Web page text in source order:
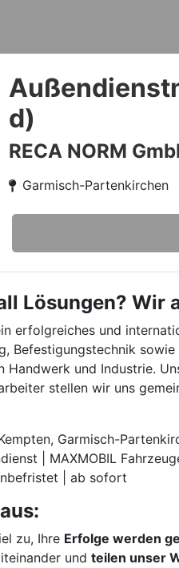
d)
RECA NORM
Garmisch-Partenkirchen
Lösungen? Wir
erfolgreiches und
Befestigungstechnik
und Industrie.
stellen wir uns
Garmisch-
| MAXMOBIL
| ab sofort
zu, Ihre Erfolge werden
und teilen unser